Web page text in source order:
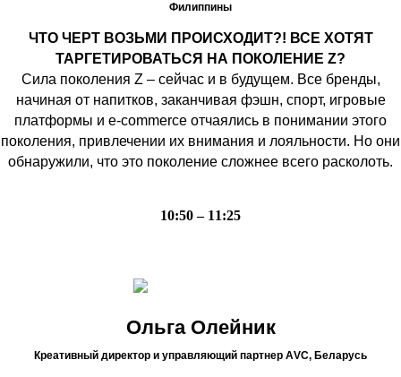
Филиппины
ЧТО ЧЕРТ ВОЗЬМИ ПРОИСХОДИТ?! ВСЕ ХОТЯТ
ТАРГЕТИРОВАТЬСЯ НА ПОКОЛЕНИЕ Z?
Сила поколения Z – сейчас и в будущем. Все бренды,
начиная от напитков, заканчивая фэшн, спорт, игровые
платформы и e-commerce отчаялись в понимании этого
поколения, привлечении их внимания и лояльности. Но они
обнаружили, что это поколение сложнее всего расколоть.
10:50 – 11:25
Ольга Олейник
Креативный директор и управляющий партнер АVC, Беларусь